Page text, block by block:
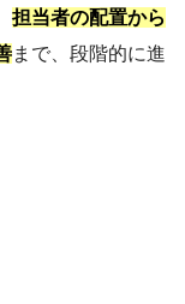
担当者の配置から
まで、段階的に進